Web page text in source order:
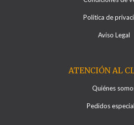
Política de
Aviso Legal
ATENCIÓN AL
Quiénes
Pedidos